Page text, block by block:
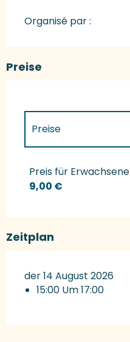
Organisé par :
Preise
Preise
Preise 2027
Preis für Erwachsene
9,00 €
Zeitplan
der 14 August 2026
15:00 Um 17:00